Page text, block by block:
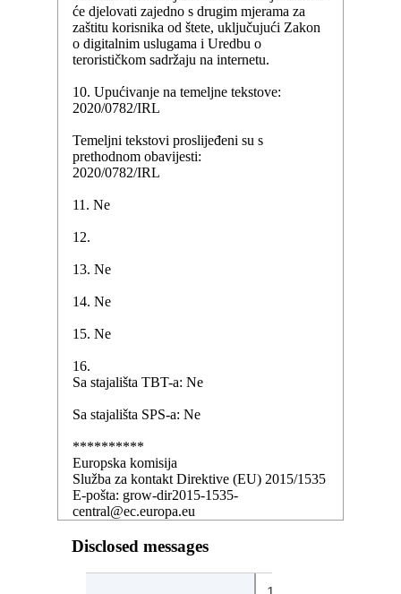
će djelovati zajedno s drugim mjerama za
zaštitu korisnika od štete, uključujući Zakon
o digitalnim uslugama i Uredbu o
terorističkom sadržaju na internetu.
10. Upućivanje na temeljne tekstove:
2020/0782/IRL
Temeljni tekstovi proslijeđeni su s
prethodnom obavijesti:
2020/0782/IRL
11. Ne
12.
13. Ne
14. Ne
15. Ne
16.
Sa stajališta TBT-a: Ne
Sa stajališta SPS-a: Ne
**********
Europska komisija
Služba za kontakt Direktive (EU) 2015/1535
E-pošta: grow-dir2015-1535-
central@ec.europa.eu
Disclosed messages